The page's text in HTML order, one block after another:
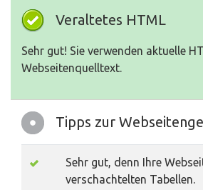
Veraltetes HTML
Sehr gut! Sie verwenden aktuelle
Webseitenquelltext.
Tipps zur
Sehr gut, denn Ihre
verschachtelten Tabellen.